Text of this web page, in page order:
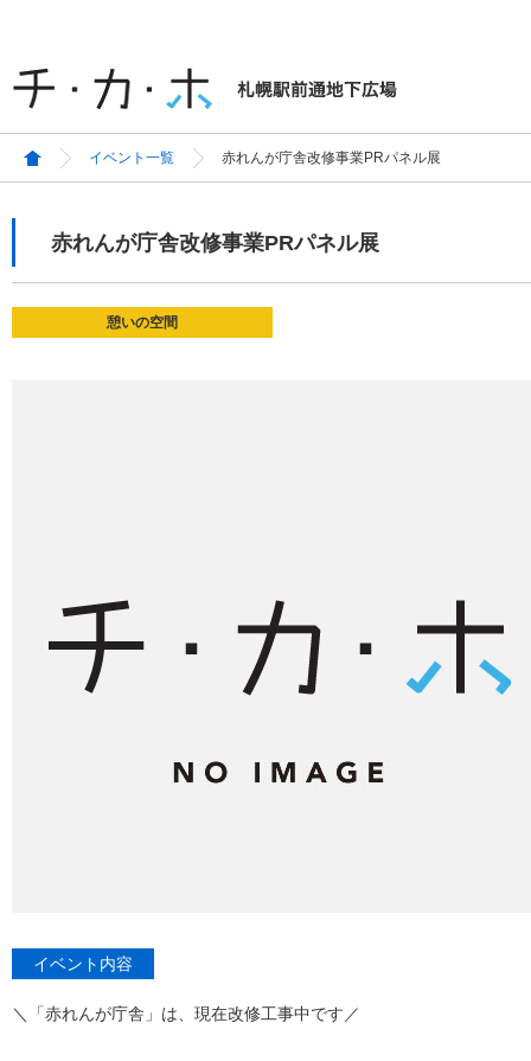
イベント一覧 赤れんが庁舎改修事業PRパネル展
赤れんが庁舎改修事業PRパネル展
憩いの空間
イベント内容
＼「赤れんが庁舎」は、現在改修工事中です／